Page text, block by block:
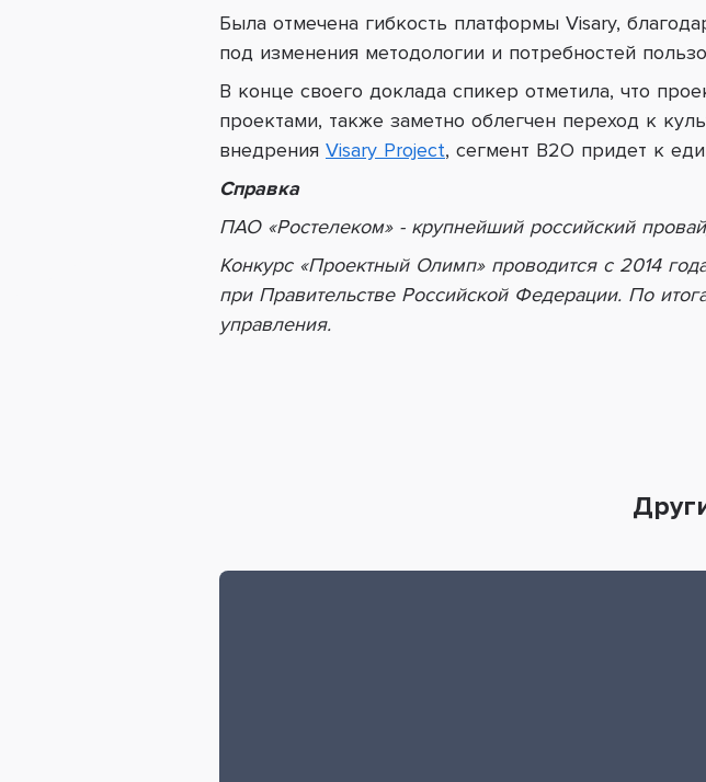
Была отмечена гибкость платформы Visary,
под изменения методологии и потребностей
В конце своего доклада спикер отметила, что
проектами, также заметно облегчен переход к
внедрения Visary Project, сегмент B2O придет к
Справка
ПАО «Ростелеком» - крупнейший российский
Конкурс «Проектный Олимп» проводится с 2014
при Правительстве Российской Федерации. По
управления.